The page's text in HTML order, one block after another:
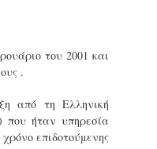
του 2001 και
.
από τη Ελληνική
που ήταν υπηρεσία
επιδοτούμενης
Δημοτική Αστυνομία
Θεσσαλονίκης: Ένταση